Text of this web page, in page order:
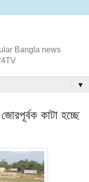
Bangla news
▼
কাটা হচ্ছে